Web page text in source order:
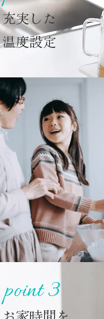
充実した
温度設定
point 3